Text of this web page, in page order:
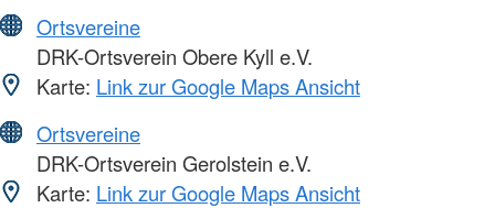
Ortsvereine
DRK-Ortsverein Obere Kyll e.V.
Karte: Link zur Google Maps Ansicht
Ortsvereine
DRK-Ortsverein Gerolstein e.V.
Karte: Link zur Google Maps Ansicht